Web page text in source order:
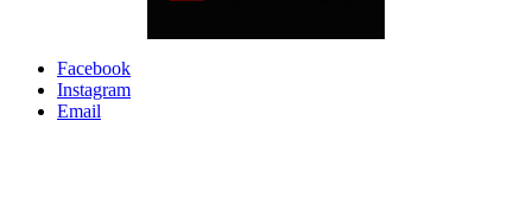
Facebook
Instagram
Email